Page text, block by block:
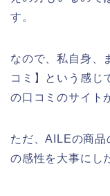
す。
なので、私自身
コミ】という感じ
の口コミのサイト
ただ、AILEの商品
の感性を大事にし